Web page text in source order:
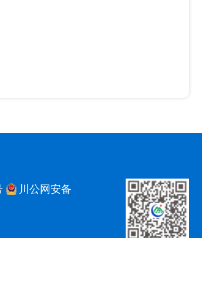
川公网安备